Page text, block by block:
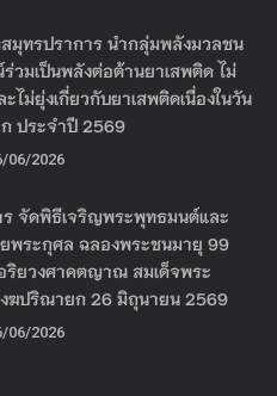
มุทรปราการ นำกลุ่มพลังมวลชน
วมเป็นพลังต่อต้านยาเสพติด ไม่
ไม่ยุ่งเกี่ยวกับยาเสพติดเนื่องในวัน
ประจำปี 2569
06/2026
จัดพิธีเจริญพระพุทธมนต์และ
พระกุศล ฉลองพระชนมายุ 99
ริยวงศาคตญาณ สมเด็จพระ
ฆปริณายก 26 มิถุนายน 2569
06/2026